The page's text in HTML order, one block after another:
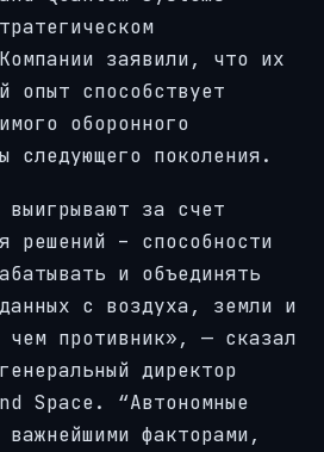
заявили, что их
опыт способствует
оборонного
следующего поколения.
выигрывают за счет
решений – способности
и объединять
с воздуха, земли и
чем противник», — сказал
директор
Space. “Автономные
факторами,